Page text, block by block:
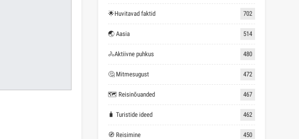
🌟Huvitavad faktid 702
🌏 Aasia 514
🚴Aktiivne puhkus 480
🤔 Mitmesugust 472
🗺 Reisinõuanded 467
🧳 Turistide ideed 462
🧭 Reisimine 450